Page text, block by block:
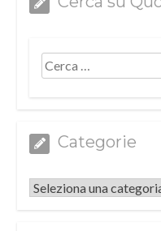
Categorie
Categorie